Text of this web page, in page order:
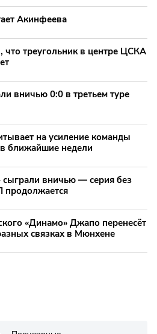
Акинфеева
что треугольник в центре ЦСКА
вничью 0:0 в третьем туре
на усиление команды
ближайшие недели
сыграли вничью — серия без
продолжается
«Динамо» Джапо перенесёт
связках в Мюнхене